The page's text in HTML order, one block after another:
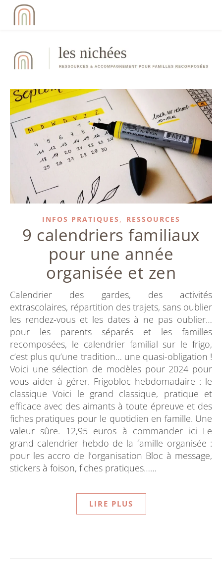
INFOS PRATIQUES , RESSOURCES
9 calendriers familiaux
pour une année
organisée et zen
Calendrier des gardes, des activités
extrascolaires, répartition des trajets, sans oublier
les rendez-vous et les dates à ne pas oublier…
pour les parents séparés et les familles
recomposées, le calendrier familial sur le frigo,
c’est plus qu’une tradition… une quasi-obligation !
Voici une sélection de modèles pour 2024 pour
vous aider à gérer. Frigobloc hebdomadaire : le
classique Voici le grand classique, pratique et
efficace avec des aimants à toute épreuve et des
fiches pratiques pour le quotidien en famille. Une
valeur sûre. 12,95 euros à commander ici Le
grand calendrier hebdo de la famille organisée :
pour les accro de l’organisation Bloc à message,
stickers à foison, fiches pratiques……
LIRE PLUS